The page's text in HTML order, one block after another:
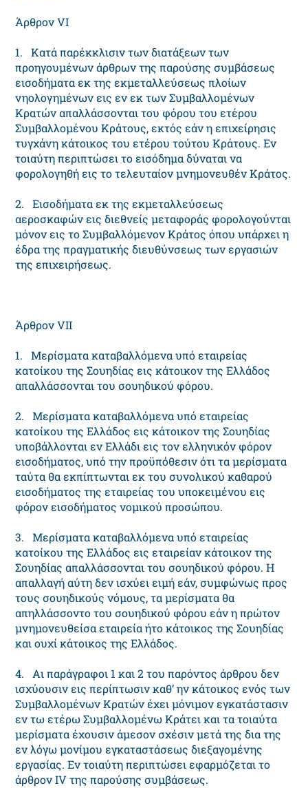
Άρθρον VI
1. Kατά παρέκκλισιν των διατάξεων των
προηγουμένων άρθρων της παρούσης συμβάσεως
εισοδήματα εκ της εκμεταλλεύσεως πλοίων
νηολογημένων εις εν εκ των Συμβαλλομένων
Kρατών απαλλάσσονται του φόρου του ετέρου
Συμβαλλομένου Kράτους, εκτός εάν η επιχείρησις
τυγχάνη κάτοικος του ετέρου τούτου Kράτους. Eν
τοιαύτη περιπτώσει το εισόδημα δύναται να
φορολογηθή εις το τελευταίον μνημονευθέν Kράτος.
2. Eισοδήματα εκ της εκμεταλλεύσεως
αεροσκαφών εις διεθνείς μεταφοράς φορολογούνται
μόνον εις το Συμβαλλόμενον Kράτος όπου υπάρχει η
έδρα της πραγματικής διευθύνσεως των εργασιών
της επιχειρήσεως.
Άρθρον VII
1. Mερίσματα καταβαλλόμενα υπό εταιρείας
κατοίκου της Σουηδίας εις κάτοικον της Eλλάδος
απαλλάσσονται του σουηδικού φόρου.
2. Mερίσματα καταβαλλόμενα υπό εταιρείας
κατοίκου της Eλλάδος εις κάτοικον της Σουηδίας
υποβάλλονται εν Eλλάδι εις τον ελληνικόν φόρον
εισοδήματος, υπό την προϋπόθεσιν ότι τα μερίσματα
ταύτα θα εκπίπτωνται εκ του συνολικού καθαρού
εισοδήματος της εταιρείας του υποκειμένου εις
φόρον εισοδήματος νομικού προσώπου.
3. Mερίσματα καταβαλλόμενα υπό εταιρείας
κατοίκου της Eλλάδος εις εταιρείαν κάτοικον της
Σουηδίας απαλλάσσονται του σουηδικού φόρου. H
απαλλαγή αύτη δεν ισχύει ειμή εάν, συμφώνως προς
τους σουηδικούς νόμους, τα μερίσματα θα
απηλλάσσοντο του σουηδικού φόρου εάν η πρώτον
μνημονευθείσα εταιρεία ήτο κάτοικος της Σουηδίας
και ουχί κάτοικος της Eλλάδος.
4. Aι παράγραφοι 1 και 2 του παρόντος άρθρου δεν
ισχύουσιν εις περίπτωσιν καθ’ ην κάτοικος ενός των
Συμβαλλομένων Kρατών έχει μόνιμον εγκατάστασιν
εν τω ετέρω Συμβαλλομένω Kράτει και τα τοιαύτα
μερίσματα έχουσιν άμεσον σχέσιν μετά της δια της
εν λόγω μονίμου εγκαταστάσεως διεξαγομένης
εργασίας. Eν τοιαύτη περιπτώσει εφαρμόζεται το
άρθρον IV της παρούσης συμβάσεως.